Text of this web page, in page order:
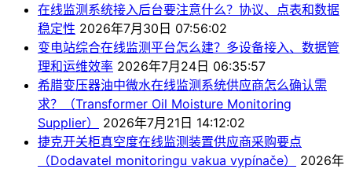
在线监测系统接入后台要注意什么？协议、点表和数据
稳定性 2026年7月30日 07:56:02
变电站综合在线监测平台怎么建？多设备接入、数据管
理和运维效率 2026年7月24日 06:35:57
希腊变压器油中微水在线监测系统供应商怎么确认需
求？（Transformer Oil Moisture Monitoring
Supplier）
2026年7月21日 14:12:02
捷克开关柜真空度在线监测装置供应商采购要点
（Dodavatel monitoringu vakua vypínače）
2026年